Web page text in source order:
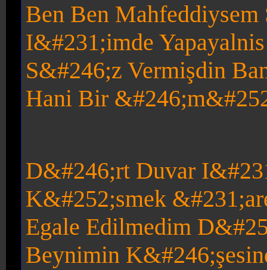
Ben Ben
I&#231;imde
S&#246;z Vermişdin
Hani Bir
D&#246;rt Duvar
K&#252;smek
Egale Edilmedim
Beynimin